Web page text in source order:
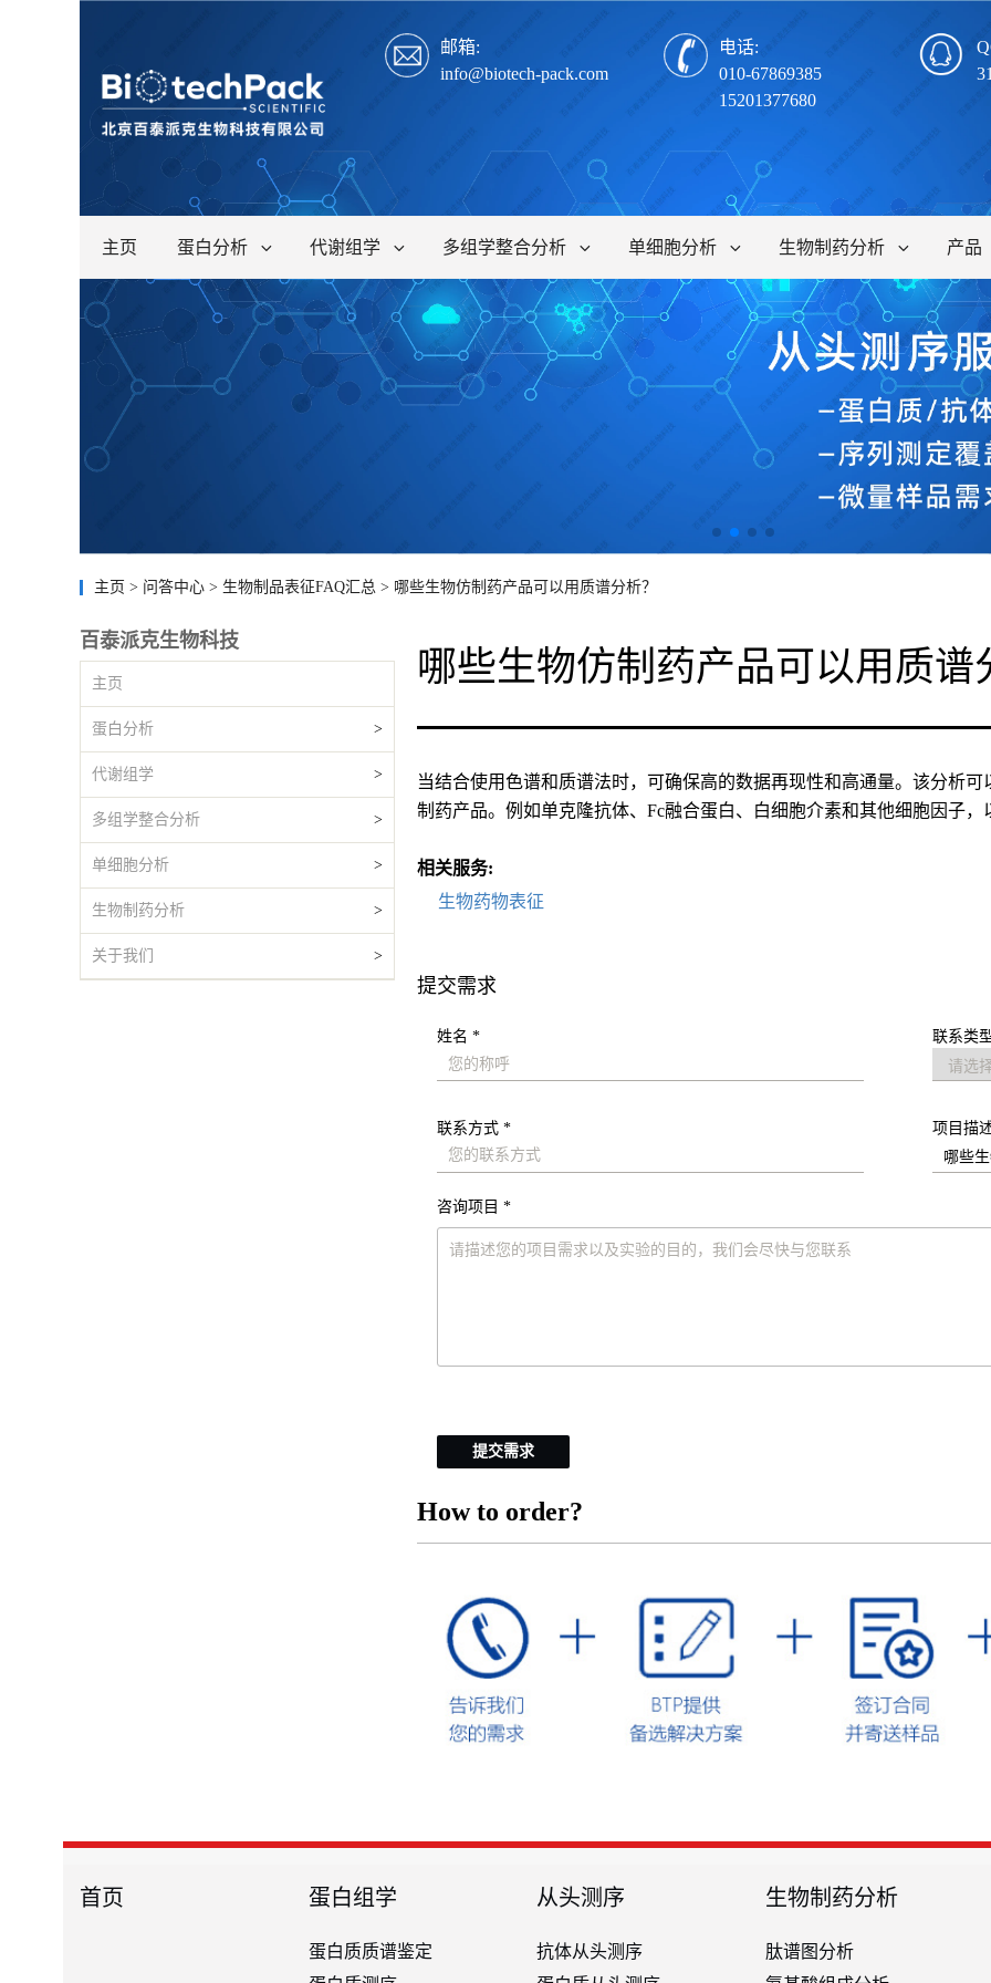
邮箱:
info@biotech-pack.com
电话:
010-67869385
15201377680
主页 蛋白分析 代谢组学 多组学整合分析 单细胞分析 生物制药分析 产品
主页 > 问答中心 > 生物制品表征FAQ汇总 > 哪些生物仿制药产品可以用质谱分析？
百泰派克生物科技
主页
蛋白分析 >
代谢组学 >
多组学整合分析 >
单细胞分析 >
生物制药分析 >
关于我们 >
哪些生物仿制药产品可以用质谱
当结合使用色谱和质谱法时，可确保高的数据再现性和高通量。该分析
制药产品。例如单克隆抗体、Fc融合蛋白、白细胞介素和其他细胞因子
相关服务:
生物药物表征
提交需求
姓名 * 联系类
联系方式 * 项目描
咨询项目 *
提交需求
How to order?
首页 蛋白组学
蛋白质质谱鉴定
从头测序
抗体从头测序
生物制药分析
肽谱图分析